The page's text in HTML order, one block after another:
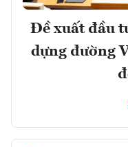
Đề xuất đầu
dựng đường